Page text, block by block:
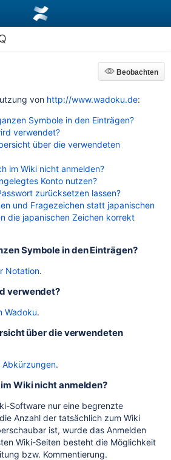
Beobachten
Beobachten
von http://www.wadoku.de:
Symbole in den Einträgen?
verwendet?
über die verwendeten
im Wiki nicht anmelden?
Konto nutzen?
zurücksetzen lassen?
und Fragezeichen statt japanischen
die japanischen Zeichen korrekt
Symbole in den Einträgen?
Notation.
verwendet?
Wadoku.
über die verwendeten
Abkürzungen.
Wiki nicht anmelden?
Software nur eine begrenzte
Anzahl der tatsächlich zum Wiki
ist, wurde das Anmelden
Wiki-Seiten besteht die Möglichkeit
bzw. Kommentierung.